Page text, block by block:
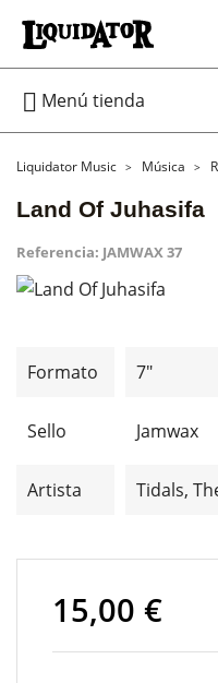
 Menú tienda
Liquidator Music Música
Land Of Juhasifa
Referencia: JAMWAX 37
Formato 7"
Sello Jamwax
Artista Tidals,
15,00 €